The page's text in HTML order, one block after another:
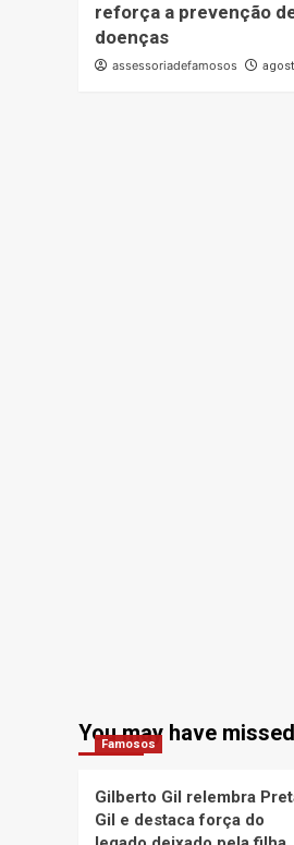
reforça a prevenção
doenças
assessoriadefamosos
You may have missed
Famosos
Gilberto Gil relembra
Gil e destaca força do